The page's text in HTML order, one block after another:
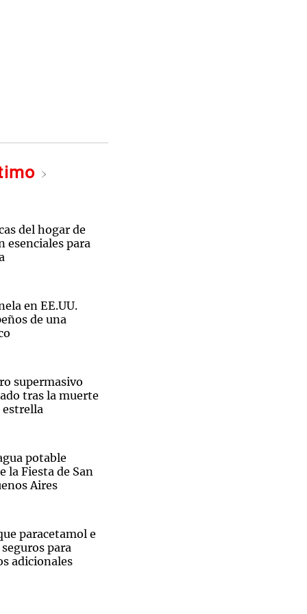
del hogar de
esenciales para
en EE.UU.
de una
supermasivo
tras la muerte
estrella
potable
la Fiesta de San
Aires
paracetamol e
para
adicionales